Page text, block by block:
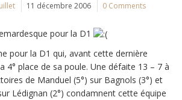
11 décembre 2006 0 Comments
pour la D1
pour la D1 qui, avant cette dernière
4° place de sa poule. Une défaite 13 – 7 à
de Manduel (5°) sur Bagnols (3°) et
Lédignan (2°) condamnent cette équipe